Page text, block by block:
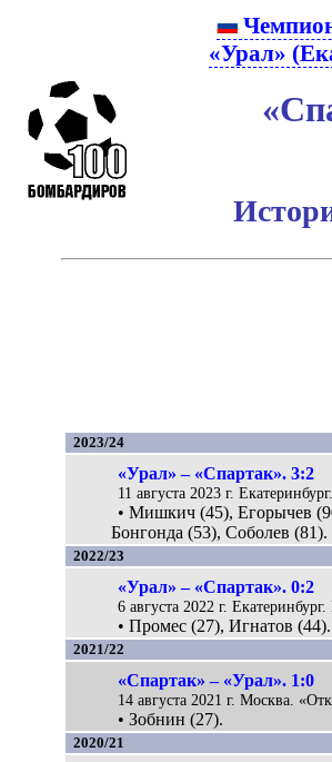
«Урал»
2023/24
«Урал» – «Спартак». 3:2
11 августа 2023 г.
• Мишкич (45), Егорычев
Бонгонда (53), Соболев (81).
2022/23
«Урал» – «Спартак». 0:2
6 августа 2022 г.
• Промес (27), Игнатов (44).
2021/22
«Спартак» – «Урал». 1:0
14 августа 2021 г. Москва.
• Зобнин (27).
2020/21